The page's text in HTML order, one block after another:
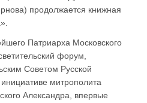
продолжается книжная
Патриарха Московского
форум,
Советом Русской
митрополита
Александра, впервые